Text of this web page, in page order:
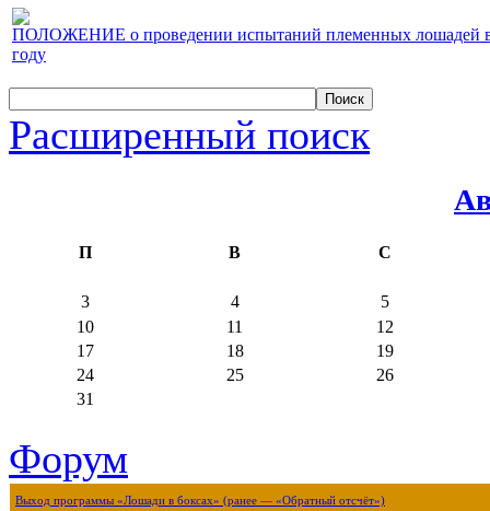
ПОЛОЖЕНИЕ о проведении испытаний племенных лошадей
году
Расширенный поиск
П В С
3 4
5
10
11
12
17
18
19
24
25
26
31
Форум
Выход программы «Лошади в боксах» (ранее — «Обратный отсчёт»)